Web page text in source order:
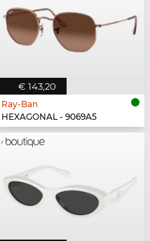
€ 143,20
Ray-Ban
HEXAGONAL - 9069A5